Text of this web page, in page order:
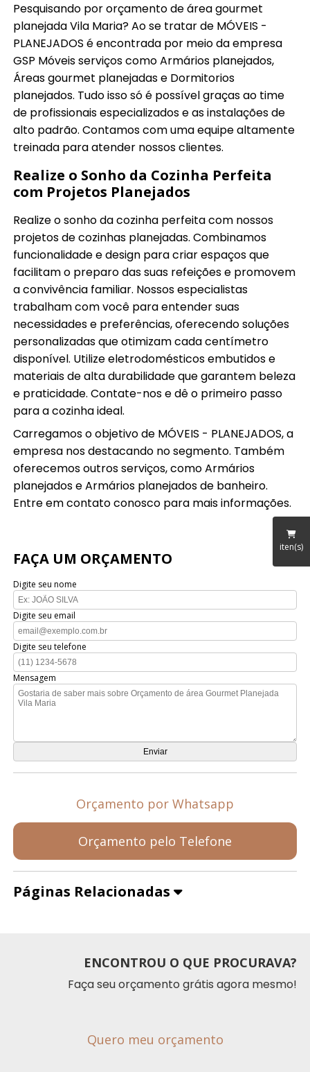
iten(s)
Pesquisando por orçamento de área gourmet
planejada Vila Maria? Ao se tratar de MÓVEIS -
PLANEJADOS é encontrada por meio da empresa
GSP Móveis serviços como Armários planejados,
Áreas gourmet planejadas e Dormitorios
planejados. Tudo isso só é possível graças ao time
de profissionais especializados e as instalações de
alto padrão. Contamos com uma equipe altamente
treinada para atender nossos clientes.
Realize o Sonho da Cozinha Perfeita
com Projetos Planejados
Realize o sonho da cozinha perfeita com nossos
projetos de cozinhas planejadas. Combinamos
funcionalidade e design para criar espaços que
facilitam o preparo das suas refeições e promovem
a convivência familiar. Nossos especialistas
trabalham com você para entender suas
necessidades e preferências, oferecendo soluções
personalizadas que otimizam cada centímetro
disponível. Utilize eletrodomésticos embutidos e
materiais de alta durabilidade que garantem beleza
e praticidade. Contate-nos e dê o primeiro passo
para a cozinha ideal.
Carregamos o objetivo de MÓVEIS - PLANEJADOS, a
empresa nos destacando no segmento. Também
oferecemos outros serviços, como Armários
planejados e Armários planejados de banheiro.
Entre em contato conosco para mais informações.
FAÇA UM ORÇAMENTO
Digite seu nome
Digite seu email
Digite seu telefone
Mensagem
Orçamento por Whatsapp
Orçamento pelo Telefone
Páginas Relacionadas
ENCONTROU O QUE PROCURAVA?
Faça seu orçamento grátis agora mesmo!
Quero meu orçamento